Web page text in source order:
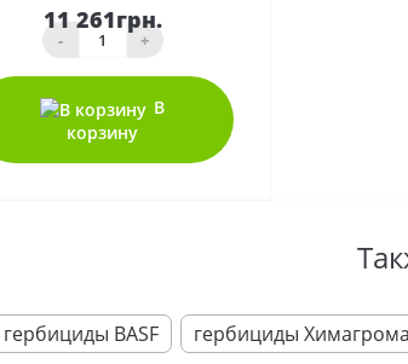
11 261грн.
- +
В
корзину
гербициды BASF
гербициды